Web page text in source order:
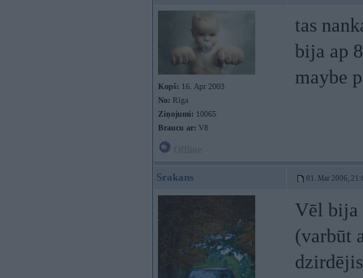
Kopš: 16. Apr 2003
No: Rīga
Ziņojumi: 10065
Braucu ar: V8
tas
bija ap
maybe
Srakans 01. Mar 2006,
Vēl bija
(varbūt